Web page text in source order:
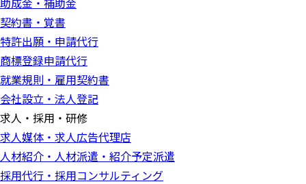
契約書・覚書
特許出願・申請代行
商標登録申請代行
就業規則・雇用契約書
会社設立・法人登記
求人・採用・研修
求人媒体・求人広告代理店
人材紹介・人材派遣・紹介予定派遣
採用代行・採用コンサルティング